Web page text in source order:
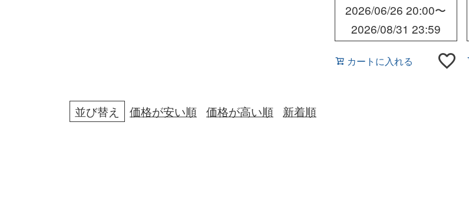
2026/06/26 20:00〜
2026/08/31 23:59
カートに入れる
並び替え 価格が安い順 価格が高い順 新着順